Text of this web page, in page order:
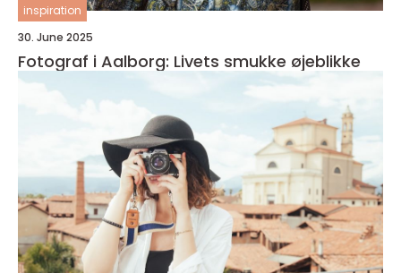
inspiration
30. June 2025
Fotograf i Aalborg: Livets smukke øjeblikke